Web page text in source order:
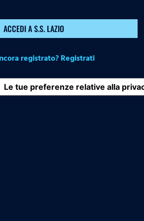
ACCEDI A S.S. LAZIO
registrato? Registrati
Le tue preferenze relative alla